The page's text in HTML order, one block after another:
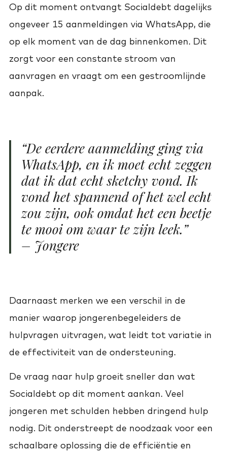
Op dit moment ontvangt Socialdebt dagelijks
ongeveer 15 aanmeldingen via WhatsApp, die
op elk moment van de dag binnenkomen. Dit
zorgt voor een constante stroom van
aanvragen en vraagt om een gestroomlijnde
aanpak.
“De eerdere aanmelding ging via
WhatsApp, en ik moet echt zeggen
dat ik dat echt sketchy vond. Ik
vond het spannend of het wel echt
zou zijn, ook omdat het een beetje
te mooi om waar te zijn leek.”
– Jongere
Daarnaast merken we een verschil in de
manier waarop jongerenbegeleiders de
hulpvragen uitvragen, wat leidt tot variatie in
de effectiviteit van de ondersteuning.
De vraag naar hulp groeit sneller dan wat
Socialdebt op dit moment aankan. Veel
jongeren met schulden hebben dringend hulp
nodig. Dit onderstreept de noodzaak voor een
schaalbare oplossing die de efficiëntie en